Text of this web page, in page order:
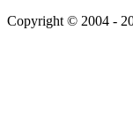
Copyright © 2004 -